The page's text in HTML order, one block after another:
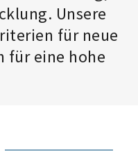
Unsere
für neue
für eine hohe